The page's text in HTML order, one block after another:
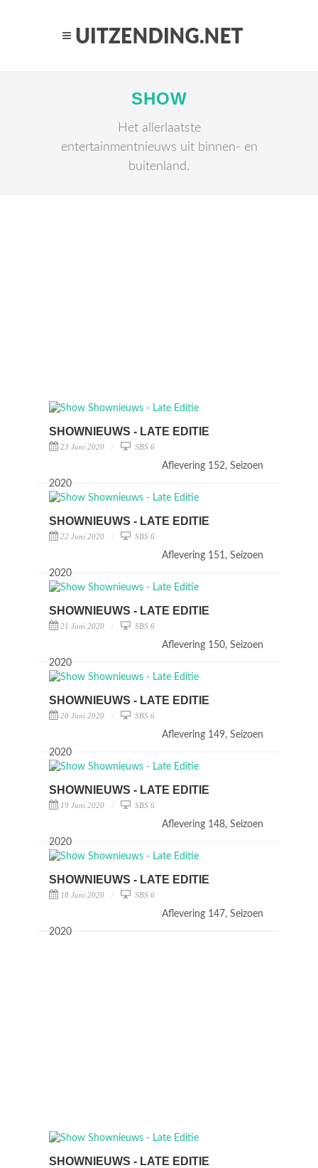
SHOW
Het allerlaatste
entertainmentnieuws uit binnen- en
buitenland.
SHOWNIEUWS - LATE EDITIE
23 Juni 2020 SBS 6
Aflevering 152, Seizoen
2020
SHOWNIEUWS - LATE EDITIE
22 Juni 2020 SBS 6
Aflevering 151, Seizoen
2020
SHOWNIEUWS - LATE EDITIE
21 Juni 2020 SBS 6
Aflevering 150, Seizoen
2020
SHOWNIEUWS - LATE EDITIE
20 Juni 2020 SBS 6
Aflevering 149, Seizoen
2020
SHOWNIEUWS - LATE EDITIE
19 Juni 2020 SBS 6
Aflevering 148, Seizoen
2020
SHOWNIEUWS - LATE EDITIE
18 Juni 2020 SBS 6
Aflevering 147, Seizoen
2020
SHOWNIEUWS - LATE EDITIE